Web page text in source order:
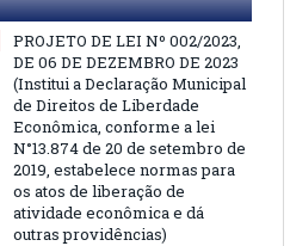
PROJETO DE LEI Nº 002/2023,
DE 06 DE DEZEMBRO DE 2023
(Institui a Declaração Municipal
de Direitos de Liberdade
Econômica, conforme a lei
N°13.874 de 20 de setembro de
2019, estabelece normas para
os atos de liberação de
atividade econômica e dá
outras providências)